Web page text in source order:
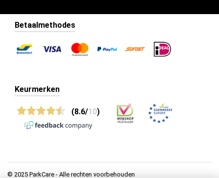
Betaalmethodes
Keurmerken
(8.6/10)
© 2025 ParkCare - Alle rechten voorbehouden